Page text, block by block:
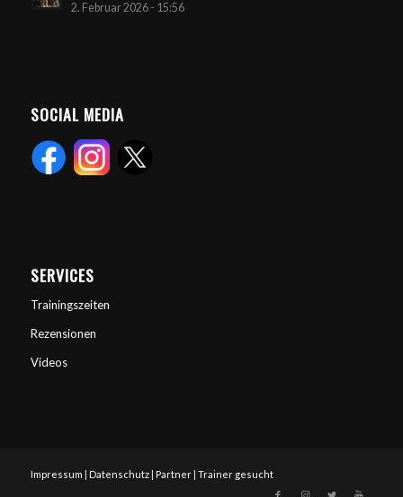
2. Februar 2026 - 15:56
SOCIAL MEDIA
SERVICES
Trainingszeiten
Rezensionen
Videos
Impressum | Datenschutz| Partner| Trainer gesucht